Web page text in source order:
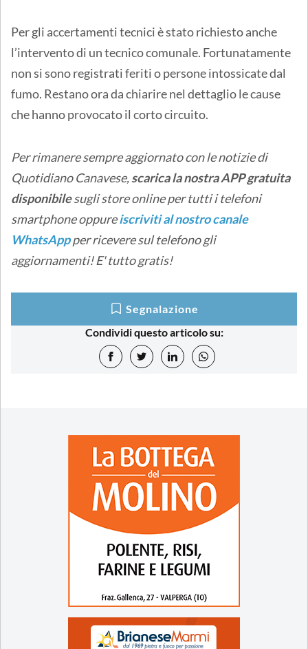
Per gli accertamenti tecnici è stato richiesto anche
l’intervento di un tecnico comunale. Fortunatamente
non si sono registrati feriti o persone intossicate dal
fumo. Restano ora da chiarire nel dettaglio le cause
che hanno provocato il corto circuito.
Per rimanere sempre aggiornato con le notizie di
Quotidiano Canavese,scarica la nostra APP gratuita
disponibilesugli store onlineper tutti i telefoni
smartphone oppureiscriviti al nostro canale
WhatsAppper ricevere sul telefono gli
aggiornamenti! E' tutto gratis!
Segnalazione
Condividi questo articolo su: